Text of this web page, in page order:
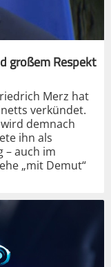
großem Respekt
Merz hat
verkündet.
demnach
ihn als
– auch im
„mit Demut“